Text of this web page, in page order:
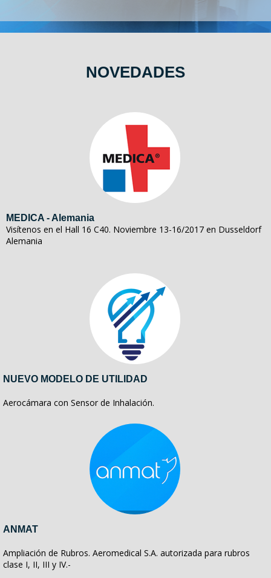
NOVEDADES
MEDICA - Alemania
Visítenos en el Hall 16 C40. Noviembre 13-16/2017 en Dusseldorf
Alemania
NUEVO MODELO DE UTILIDAD
Aerocámara con Sensor de Inhalación.
ANMAT
Ampliación de Rubros. Aeromedical S.A. autorizada para rubros
clase I, II, III y IV.-